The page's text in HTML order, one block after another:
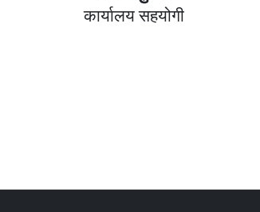
कार्यालय सहयोगी